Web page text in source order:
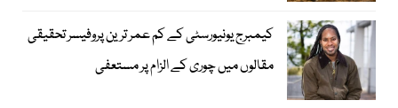
کیمبرج یونیورسٹی کے کم عمر ترین پروفیسر تحقیقی
مقالوں میں چوری کے الزام پر مستعفی